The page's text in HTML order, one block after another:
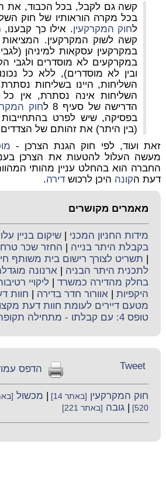
קשה גם לקבל, בכל הכבוד, את
לחוק המקרקעין. אילו כך
קשה לשוק המקרקעין. המציאות
במקרקעין עסקאות למיניהן
במקרקעים לא מוסדרים ולגבי
ובין לא מוסדרים), ללא כל
השליחות, היינו בשליחות
השליחות אינה נסתרת, אין
הדרישה של סעיף 8 ל
חוק
בפסיקה, שיש לפרט
(בין היתר) את זהותם של
זאת ועוד, לפי חוק הגנת הצרכן -
מעשה העלול להטעות את הצרכן
החברה הוא בהחלט עניין מהותי
דעת הקונה היכן לרכוש דירה.
מאמרים מקושרים
מידות החניון המכני |שיקום בניין
בקבלת היתר בנייה
החזר שכר
תשריט לצורך רישום בית משותף
לתכנית היתר הבניה |ארנונה
בחלק מהדירה כמשרד
ליקויי
היקפיות |אוורור חדר בדירה
חוות
מטעם דיירים לעומת חוות דעת
טופס 4: עם קבלתו - מתחילה תקופת ההתיישנות
הדפס Tweet
חוק המקרקעין [באתר 14] מכשול
520]
|גובה [באתר 221]